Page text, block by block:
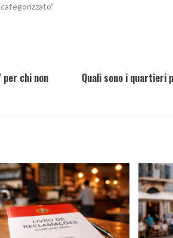
chi non
Quali sono i quartieri